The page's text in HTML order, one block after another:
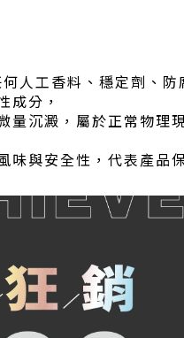
人工香料、穩定劑、防
成分，
沉澱，屬於正常物理
味與安全性，代表產品